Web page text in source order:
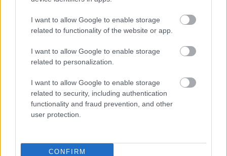
I want to allow Google to enable storage
related to functionality of the website or app.
I want to allow Google to enable storage
related to personalization.
I want to allow Google to enable storage
related to security, including authentication
functionality and fraud prevention, and other
user protection.
CONFIRM
Martín – aki négy perccel a Q2 vége előtt a
hétvége során már
rajtrácson, mivel a nagydíjra három helyes